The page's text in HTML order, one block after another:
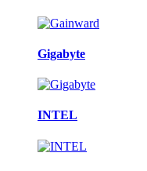
Gigabyte
INTEL